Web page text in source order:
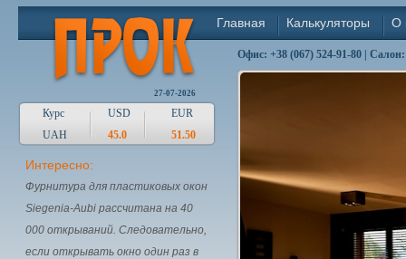
Главная Калькуляторы О
Офис: +38 (067) 524-91-80 | Салон:
27-07-2026
Курс USD
EUR
UAH
45.0 51.50
Интересно:
Фурнитура для пластиковых окон
Siegenia-Aubi рассчитана на 40
000 открываний. Следовательно,
если открывать окно один раз в